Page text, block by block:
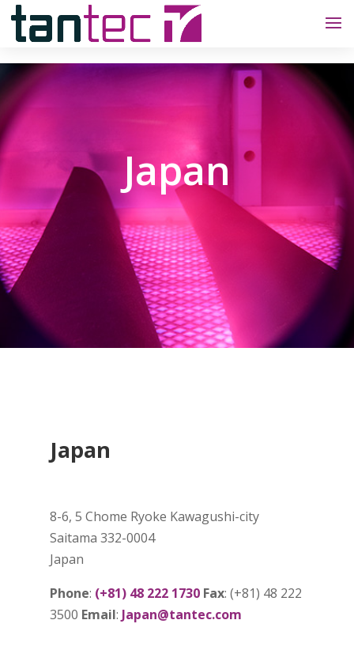
Japan
Japan
8-6, 5 Chome Ryoke Kawagushi-city
Saitama 332-0004
Japan
Phone: (+81) 48 222 1730 Fax: (+81) 48 222
3500 Email: Japan@tantec.com